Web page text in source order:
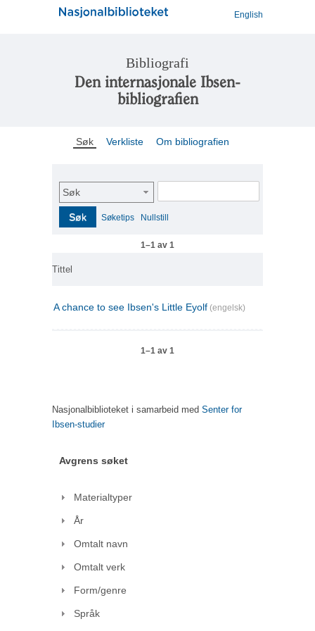
English
Bibliografi
Den internasjonale Ibsen-
bibliografien
Søk Verkliste Om bibliografien
Søk
Søk Søketips Nullstill
1–1 av 1
Tittel
A chance to see Ibsen's Little Eyolf (engelsk)
1–1 av 1
Nasjonalbiblioteket i samarbeid med Senter for
Ibsen-studier
Avgrens søket
Materialtyper
År
Omtalt navn
Omtalt verk
Form/genre
Språk